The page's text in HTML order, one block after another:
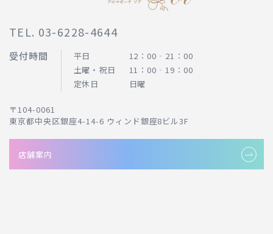
TEL. 03-6228-4644
受付時間 平日
12：00‐21：00
土曜・祝日
11：00‐19：00
定休日
日曜
〒104-0061
東京都中央区銀座4-14-6 ウィンド銀座8ビル3F
店舗案内